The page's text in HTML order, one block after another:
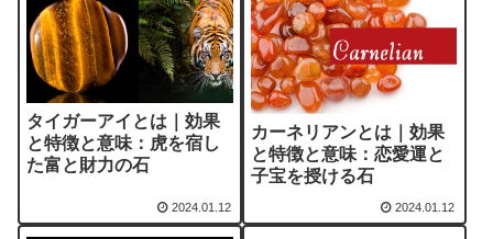
タイガーアイとは｜効果
と特徴と意味：虎を宿し
た富と財力の石
2024.01.12
カーネリアンとは｜効果
と特徴と意味：恋愛運と
子宝を授ける石
2024.01.12